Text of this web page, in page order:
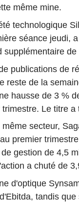
même mine.
technologique
séance jeudi,
supplémentaire de
publications de
reste de la
hausse de 3 %
trimestre. Le titre
même secteur,
premier
gestion de 4,5
a chuté de
d'optique
tandis